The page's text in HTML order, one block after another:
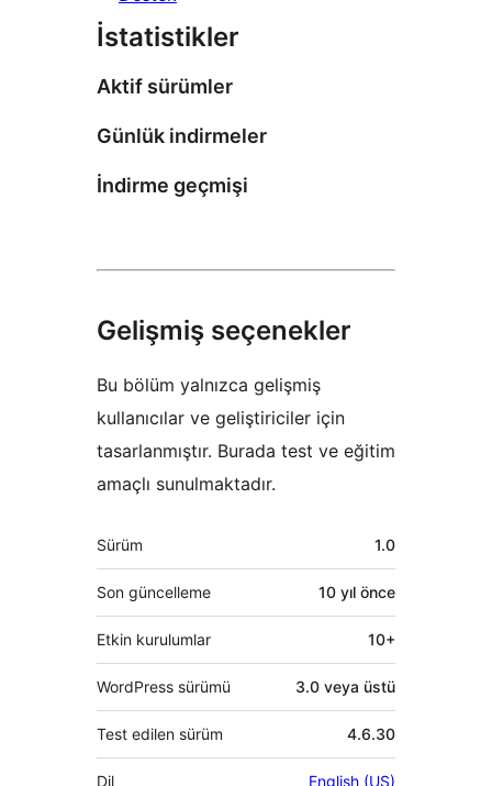
İstatistikler
Aktif sürümler
Günlük indirmeler
İndirme geçmişi
Gelişmiş seçenekler
Bu bölüm yalnızca gelişmiş
kullanıcılar ve geliştiriciler için
tasarlanmıştır. Burada test ve eğitim
amaçlı sunulmaktadır.
Meta
Sürüm 1.0
Son güncelleme 10 yıl önce
Etkin kurulumlar 10+
WordPress sürümü 3.0 veya üstü
Test edilen sürüm 4.6.30
Dil English (US)